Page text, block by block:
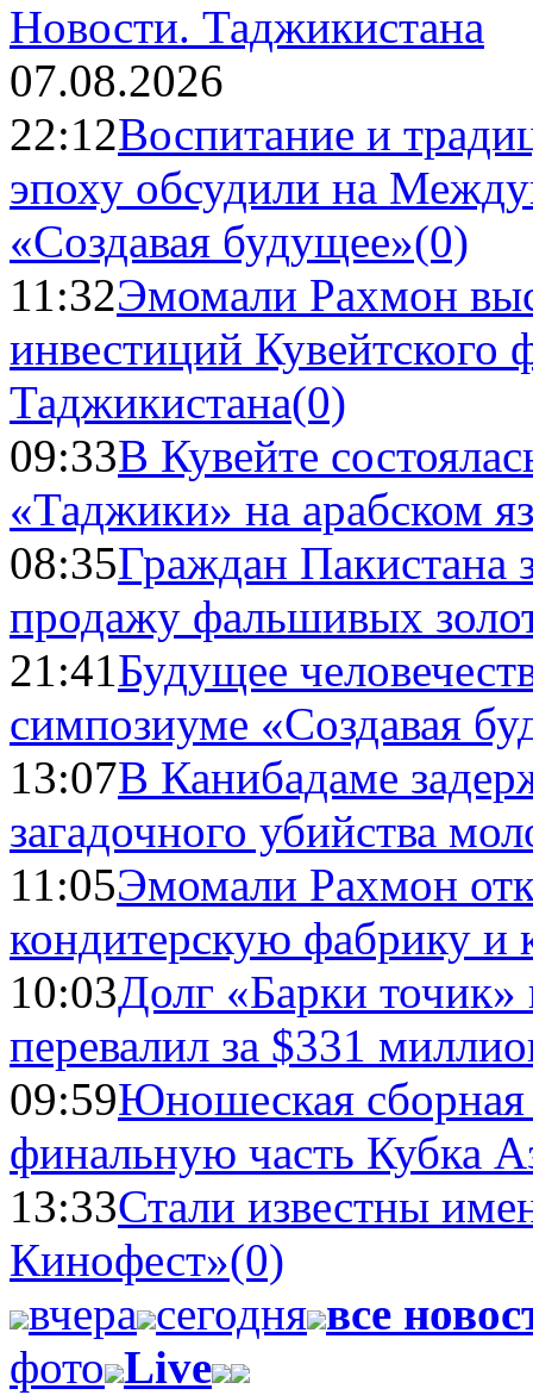
Новости. Таджикистана
07.08.2026
22:12Воспитание и
эпоху обсудили на
«Создавая будущее»(0)
11:32Эмомали Рахмон
инвестиций Кувейтского
Таджикистана(0)
09:33В Кувейте
«Таджики» на арабском
08:35Граждан Пакистана
продажу фальшивых
21:41Будущее
симпозиуме «Создавая
13:07В Канибадаме
загадочного убийства
11:05Эмомали Рахмон
кондитерскую фабрику и
10:03Долг «Барки
перевалил за $331
09:59Юношеская
финальную часть Кубка
13:33Стали известны
Кинофест»(0)
вчера сегодня все
фото Live